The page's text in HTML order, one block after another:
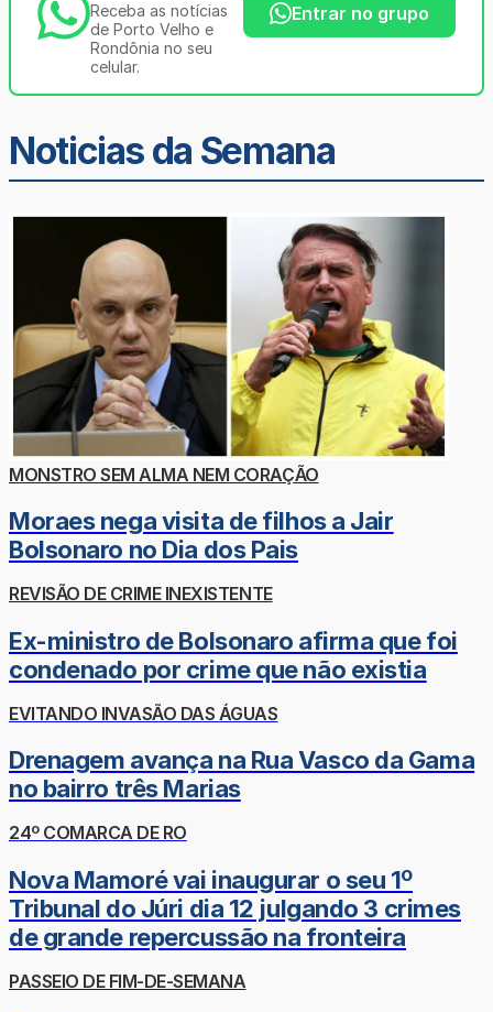
Receba as notícias
de Porto Velho e
Rondônia no seu
celular.
Entrar no grupo
Noticias da Semana
MONSTRO SEM ALMA NEM CORAÇÃO
Moraes nega visita de filhos a Jair
Bolsonaro no Dia dos Pais
REVISÃO DE CRIME INEXISTENTE
Ex-ministro de Bolsonaro afirma que foi
condenado por crime que não existia
EVITANDO INVASÃO DAS ÁGUAS
Drenagem avança na Rua Vasco da Gama
no bairro três Marias
24º COMARCA DE RO
Nova Mamoré vai inaugurar o seu 1º
Tribunal do Júri dia 12 julgando 3 crimes
de grande repercussão na fronteira
PASSEIO DE FIM-DE-SEMANA